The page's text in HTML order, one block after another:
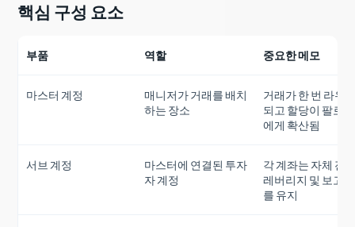
핵심 구성 요소
부품 역할 중요한 메모
마스터 계정
매니저가 거래를 배치
하는 장소
거래가 한 번 라우
되고 할당이 팔로워
에게 확산됨
서브 계정
마스터에 연결된 투자
자 계정
각 계좌는 자체 잔
레버리지 및 보고서
를 유지